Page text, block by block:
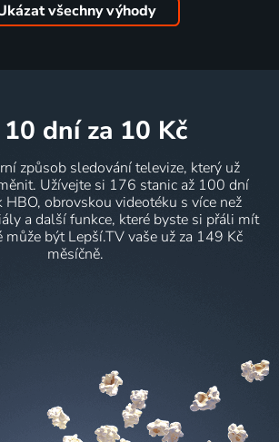
všechny výhody
10 dní za 10 Kč
způsob sledování televize, který už
Užívejte si 176 stanic až 100 dní
HBO, obrovskou videotéku s více než
a další funkce, které byste si přáli mít
může být Lepší.TV vaše už za 149 Kč
měsíčně.